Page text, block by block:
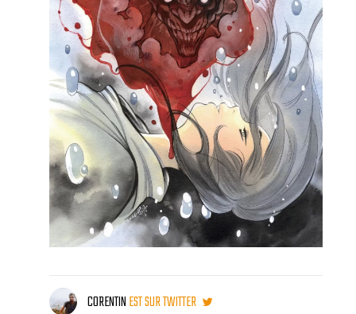
CORENTINEST SUR TWITTER